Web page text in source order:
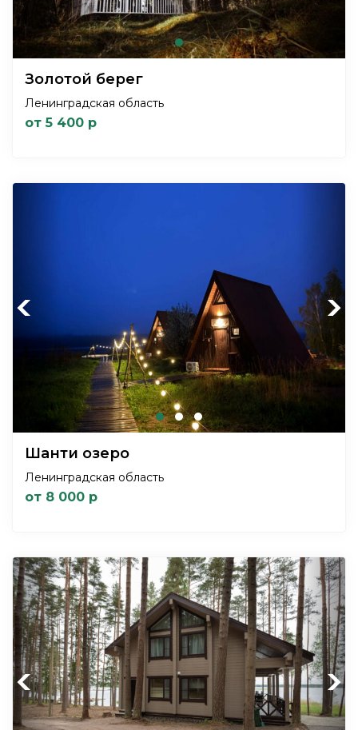
Золотой берег
Ленинградская область
от 5 400 р
Previous Next
Шанти озеро
Ленинградская область
от 8 000 р
Previous Next